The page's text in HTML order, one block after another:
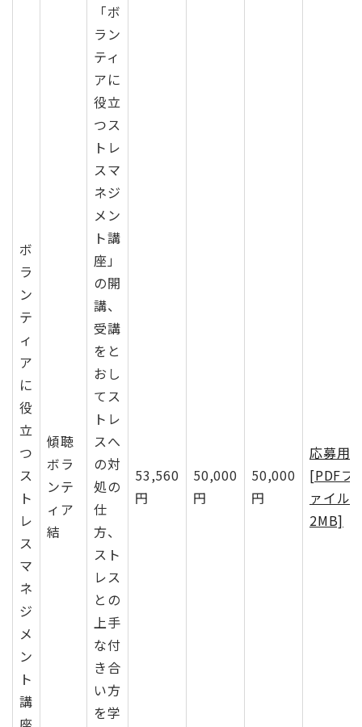
ボ
ラ
ン
テ
ィ
ア
に
役
立
つ
ス
ト
レ
ス
マ
ネ
ジ
メ
ン
ト
講
​傾聴
ボラ
ンテ
ィア
結
​「ボ
ラン
ティ
アに
役立
つス
トレ
スマ
ネジ
メン
ト講
座」
の開
講、
受講
をと
おし
てス
トレ
スへ
の対
処の
仕
方、
スト
レス
との
上手
な付
き合
い方
を学
​53,560
円
50,000
円
50,000
円
応募用
[PDFフ
ァイル
2MB]